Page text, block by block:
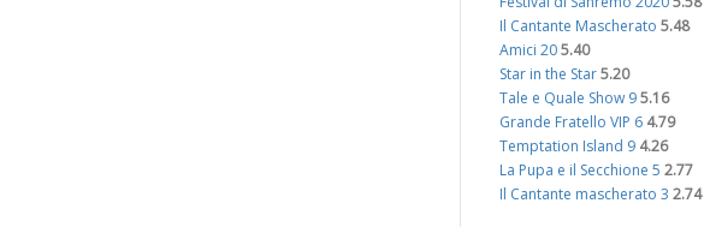
Il Cantante Mascherato 5.48
Amici 20 5.40
Star in the Star 5.20
Tale e Quale Show 9 5.16
Grande Fratello VIP 6 4.79
Temptation Island 9 4.26
La Pupa e il Secchione 5 2.77
Il Cantante mascherato 3 2.74